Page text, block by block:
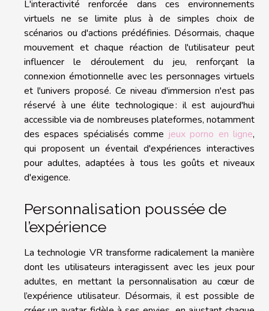
L'interactivité renforcée dans ces environnements
virtuels ne se limite plus à de simples choix de
scénarios ou d'actions prédéfinies. Désormais, chaque
mouvement et chaque réaction de l'utilisateur peut
influencer le déroulement du jeu, renforçant la
connexion émotionnelle avec les personnages virtuels
et l'univers proposé. Ce niveau d'immersion n'est pas
réservé à une élite technologique : il est aujourd'hui
accessible via de nombreuses plateformes, notamment
des espaces spécialisés comme jeux porno en ligne,
qui proposent un éventail d'expériences interactives
pour adultes, adaptées à tous les goûts et niveaux
d'exigence.
Personnalisation poussée de
l’expérience
La technologie VR transforme radicalement la manière
dont les utilisateurs interagissent avec les jeux pour
adultes, en mettant la personnalisation au cœur de
l’expérience utilisateur. Désormais, il est possible de